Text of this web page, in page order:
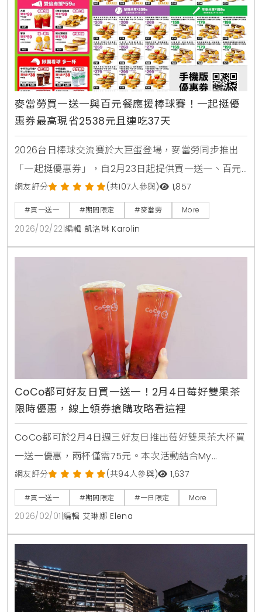
麥當勞買一送一與百元餐應援棒球賽！一起挺優
惠券最高現省2538元且連吃37天
2026台日棒球交流賽於大巨蛋登場，麥當勞同步推出
「一起挺優惠券」，自2月23日起提供買一送一、百元
套餐等優惠，連續37天最高可省2538元。歡樂送更獨
家推出限量10萬個TEAM Taiwan應援鑰匙圈。
網友評分 (共107人參與) 1,857
#買一送一 #期間限定 #麥當勞 More
2026/02/22 編輯 凱洛琳 Karolin
CoCo都可好友日買一送一！2月4日莓好雙果茶
限時優惠，線上領券搶購攻略看這裡
CoCo都可於2月4日週三好友日推出莓好雙果茶大杯買
一送一優惠，兩杯僅需75元。本次活動結合My
Melody美樂蒂聯名粉紅紙杯，提供草莓與蔓越莓融合
紅茶的酸甜滋
網友評分 (共94人參與) 1,637
#買一送一 #期間限定 #一日限定 More
2026/02/01 編輯 艾琳娜 Elena